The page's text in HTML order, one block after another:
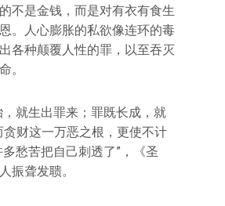
不是金钱，而是对有衣有食生
。人心膨胀的私欲像连环的毒
各种颠覆人性的罪，以至吞灭
。
，就生出罪来；罪既长成，就
贪财这一万恶之根，更使不计
愁苦把自己刺透了”，《圣
振聋发聩。